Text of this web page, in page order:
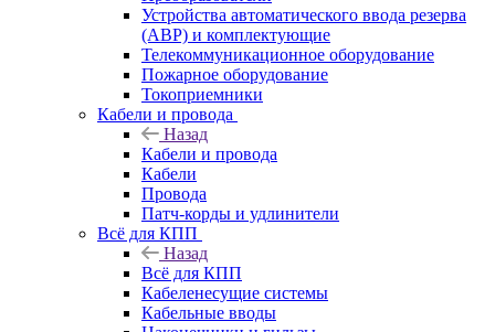
Устройства автоматического ввода резерва
(АВР) и комплектующие
Телекоммуникационное оборудование
Пожарное оборудование
Токоприемники
Кабели и провода
Назад
Кабели и провода
Кабели
Провода
Патч-корды и удлинители
Всё для КПП
Назад
Всё для КПП
Кабеленесущие системы
Кабельные вводы